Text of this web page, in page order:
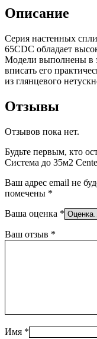
Описание
Серия настенных
65CDC обладает
Модели выполнены в
вписать его
из глянцевого
Отзывы
Отзывов пока нет.
Будьте первым, кто
Система до 35м2
Ваш адрес email не
помечены *
Ваша оценка *
Ваш отзыв *
Имя *